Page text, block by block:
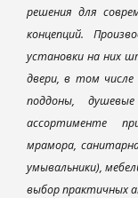
решения для
концепций.
установки на них
двери, в том числе
поддоны,
ассортименте
мрамора,
умывальники),
выбор практичных